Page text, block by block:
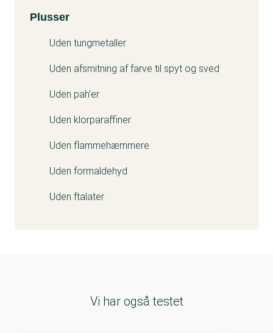
Kemitest
Plusser
Uden tungmetaller
Uden afsmitning af farve til spyt og sved
Uden pah'er
Uden klorparaffiner
Uden flammehæmmere
Uden formaldehyd
Uden ftalater
Vi har også testet